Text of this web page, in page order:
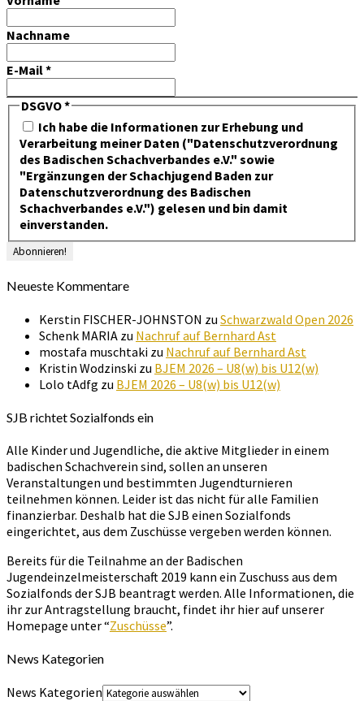
Nachname
E-Mail*
DSGVO*
Ich habe die Informationen zur Erhebung und
Verarbeitung meiner Daten ("Datenschutzverordnung
des Badischen Schachverbandes e.V." sowie
"Ergänzungen der Schachjugend Baden zur
Datenschutzverordnung des Badischen
Schachverbandes e.V.") gelesen und bin damit
einverstanden.
Neueste Kommentare
Kerstin FISCHER-JOHNSTON zu Schwarzwald Open 2026
Schenk MARIA zu Nachruf auf Bernhard Ast
mostafa muschtaki zu Nachruf auf Bernhard Ast
Kristin Wodzinski zu BJEM 2026 – U8(w) bis U12(w)
Lolo tAdfg zu BJEM 2026 – U8(w) bis U12(w)
SJB richtet Sozialfonds ein
Alle Kinder und Jugendliche, die aktive Mitglieder in einem
badischen Schachverein sind, sollen an unseren
Veranstaltungen und bestimmten Jugendturnieren
teilnehmen können. Leider ist das nicht für alle Familien
finanzierbar. Deshalb hat die SJB einen Sozialfonds
eingerichtet, aus dem Zuschüsse vergeben werden können.
Bereits für die Teilnahme an der Badischen
Jugendeinzelmeisterschaft 2019 kann ein Zuschuss aus dem
Sozialfonds der SJB beantragt werden. Alle Informationen, die
ihr zur Antragstellung braucht, findet ihr hier auf unserer
Homepage unter “Zuschüsse”.
News Kategorien
News Kategorien